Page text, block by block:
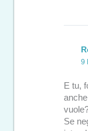
9
E tu,
Se